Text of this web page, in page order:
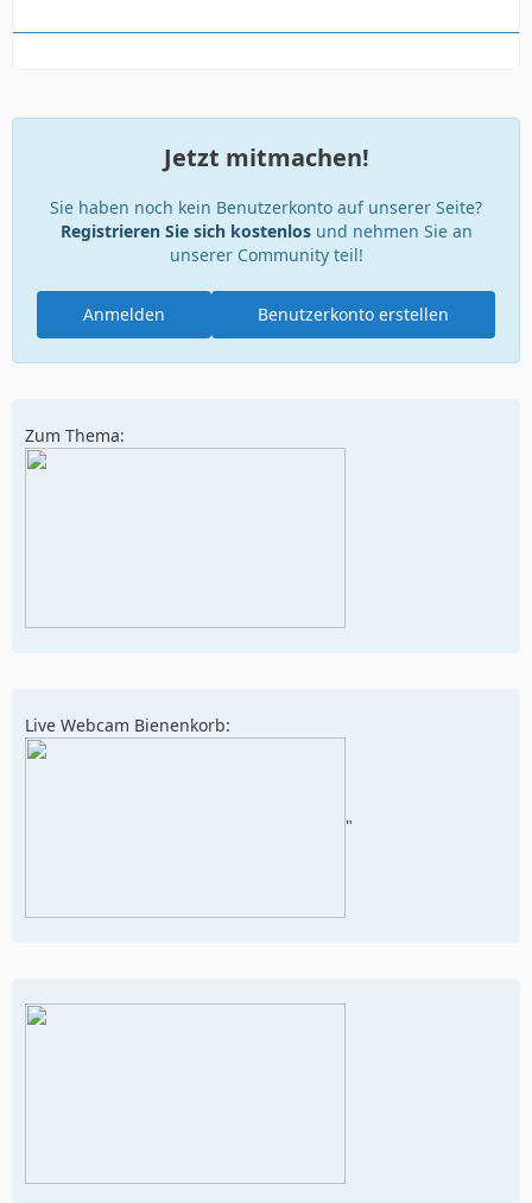
Jetzt mitmachen!
Sie haben noch kein Benutzerkonto auf unserer Seite?
Registrieren Sie sich kostenlosund nehmen Sie an
unserer Community teil!
Benutzerkonto erstellen
Anmelden
Zum Thema:
Live Webcam Bienenkorb:
"